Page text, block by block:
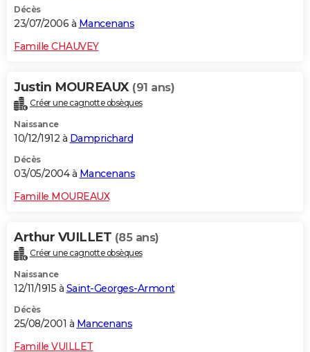
Décès
23/07/2006 à Mancenans
Famille CHAUVEY
Justin MOUREAUX (91 ans)
Créer une cagnotte obsèques
Naissance
10/12/1912 à Damprichard
Décès
03/05/2004 à Mancenans
Famille MOUREAUX
Arthur VUILLET (85 ans)
Créer une cagnotte obsèques
Naissance
12/11/1915 à Saint-Georges-Armont
Décès
25/08/2001 à Mancenans
Famille VUILLET